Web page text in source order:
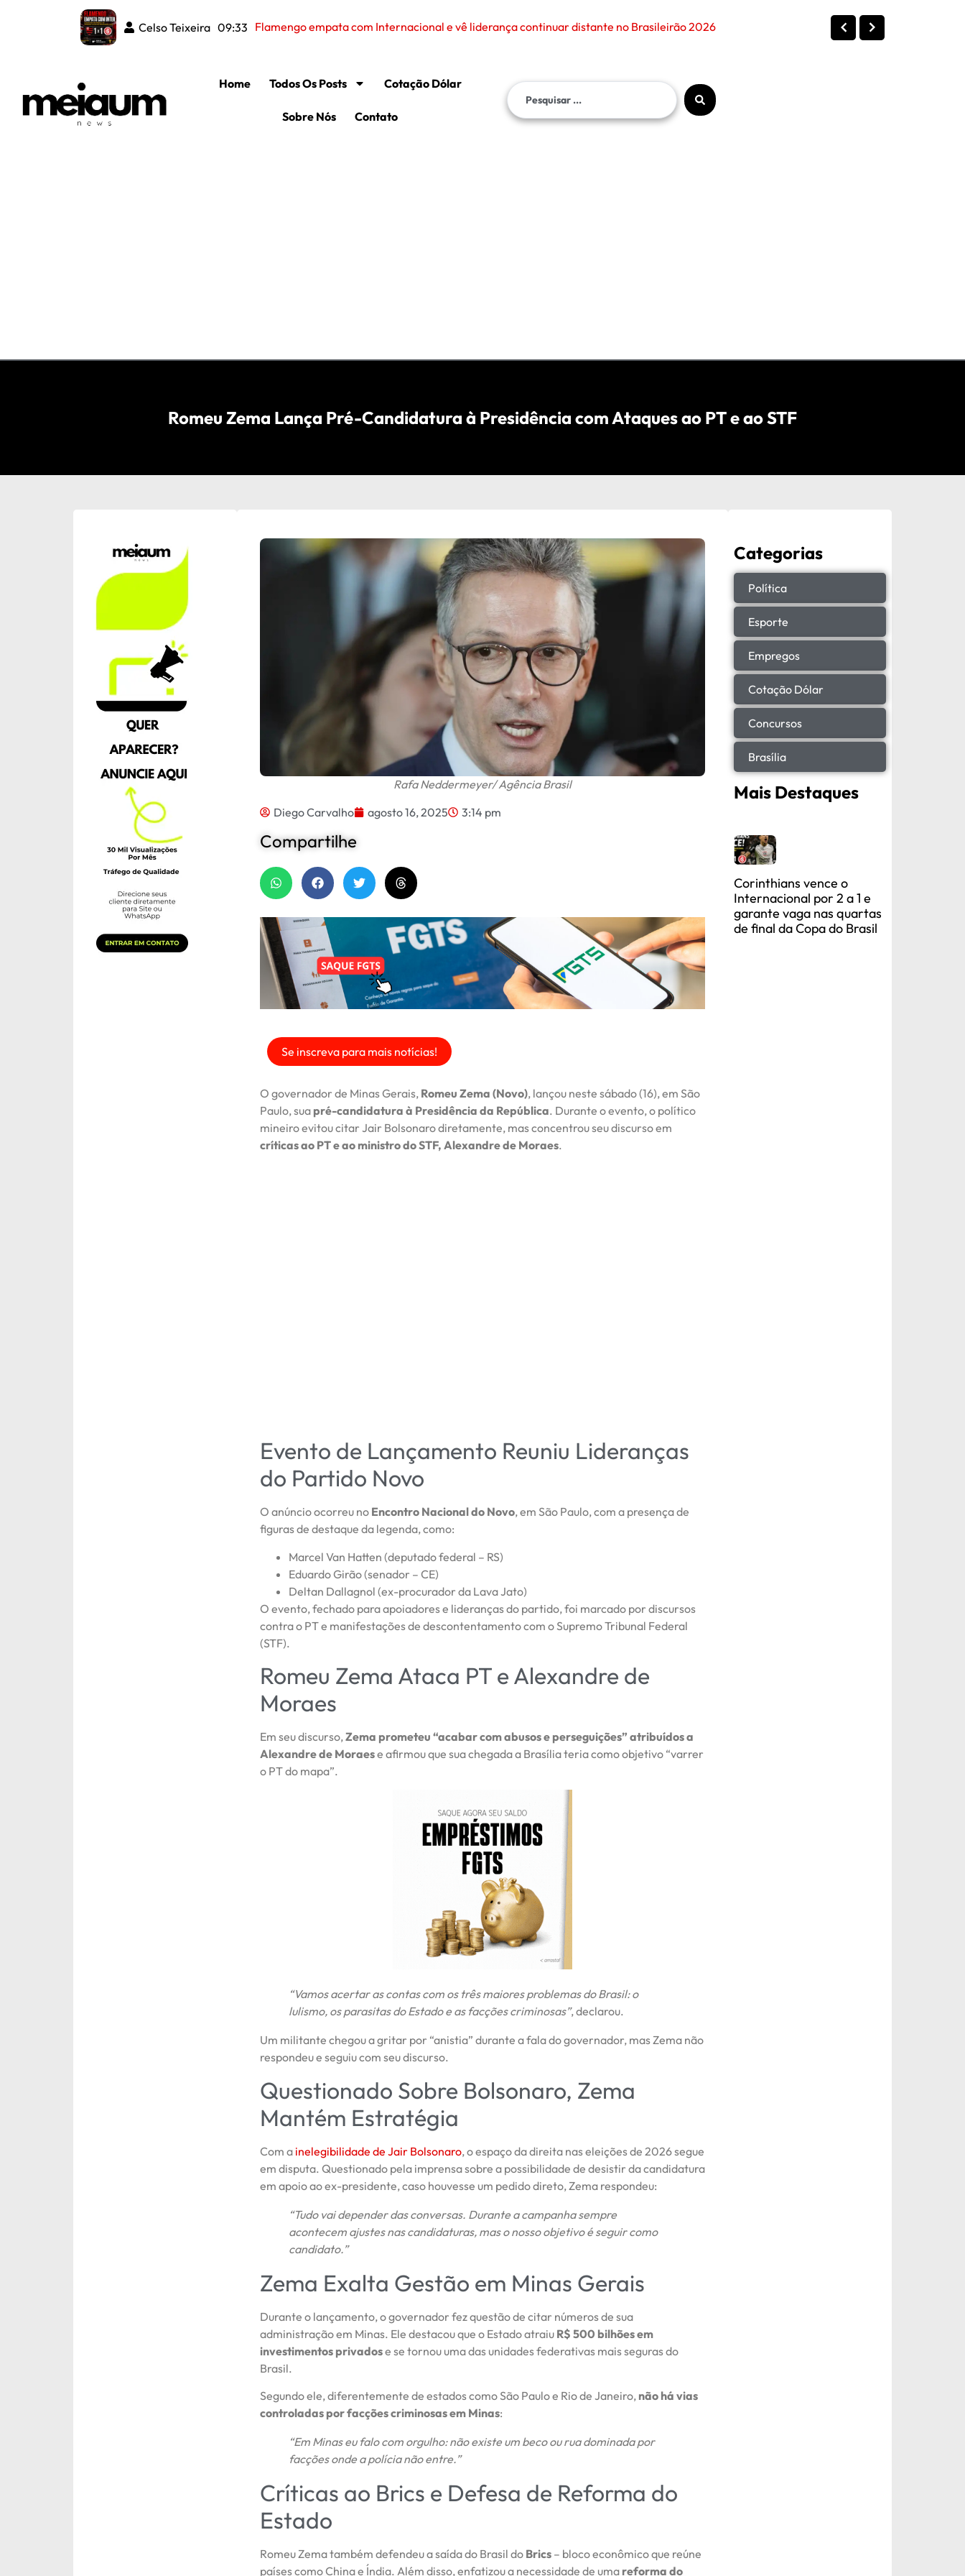
Celso Teixeira 08:37 Cor
Celso Teixeira 09:33
Home Todos Os Posts Cotação Dólar
Sobre Nós Contato
Romeu Zema Lança Pré-Candidatura à Presidência com Ataques ao PT e ao STF
Rafa Neddermeyer/ Agência Brasil
Diego Carvalho
agosto 16, 2025 3:14 pm
Compartilhe
Se inscreva para mais notícias!
O governador de Minas Gerais, Romeu Zema (Novo), lançou neste sábado (16), em São
Paulo, sua pré-candidatura à Presidência da República. Durante o evento, o político
mineiro evitou citar Jair Bolsonaro diretamente, mas concentrou seu discurso em
críticas ao PT e ao ministro do STF, Alexandre de Moraes.
Evento de Lançamento Reuniu Lideranças
do Partido Novo
O anúncio ocorreu no Encontro Nacional do Novo, em São Paulo, com a presença de
figuras de destaque da legenda, como:
Marcel Van Hatten (deputado federal – RS)
Eduardo Girão (senador – CE)
Deltan Dallagnol (ex-procurador da Lava Jato)
O evento, fechado para apoiadores e lideranças do partido, foi marcado por discursos
contra o PT e manifestações de descontentamento com o Supremo Tribunal Federal
(STF).
Romeu Zema Ataca PT e Alexandre de
Moraes
Em seu discurso, Zema prometeu “acabar com abusos e perseguições” atribuídos a
Alexandre de Moraese afirmou que sua chegada a Brasília teria como objetivo “varrer
o PT do mapa”.
“Vamos acertar as contas com os três maiores problemas do Brasil: o
lulismo, os parasitas do Estado e as facções criminosas”, declarou.
Um militante chegou a gritar por “anistia” durante a fala do governador, mas Zema não
respondeu e seguiu com seu discurso.
Questionado Sobre Bolsonaro, Zema
Mantém Estratégia
Com a inelegibilidade de Jair Bolsonaro, o espaço da direita nas eleições de 2026 segue
em disputa. Questionado pela imprensa sobre a possibilidade de desistir da candidatura
em apoio ao ex-presidente, caso houvesse um pedido direto, Zema respondeu:
“Tudo vai depender das conversas. Durante a campanha sempre
acontecem ajustes nas candidaturas, mas o nosso objetivo é seguir como
candidato.”
Zema Exalta Gestão em Minas Gerais
Durante o lançamento, o governador fez questão de citar números de sua
administração em Minas. Ele destacou que o Estado atraiu R$ 500 bilhões em
investimentos privadose se tornou uma das unidades federativas mais seguras do
Brasil.
Segundo ele, diferentemente de estados como São Paulo e Rio de Janeiro, não há vias
controladas por facções criminosas em Minas:
“Em Minas eu falo com orgulho: não existe um beco ou rua dominada por
facções onde a polícia não entre.”
Críticas ao Brics e Defesa de Reforma do
Estado
Romeu Zema também defendeu a saída do Brasil do Brics – bloco econômico que reúne
países como China e Índia. Além disso, enfatizou a necessidade de uma reforma do
Categorias
Política
Esporte
Empregos
Cotação Dólar
Concursos
Brasília
Mais Destaques
Corinthians vence o
Internacional por 2 a 1 e
garante vaga nas quartas
de final da Copa do Brasil